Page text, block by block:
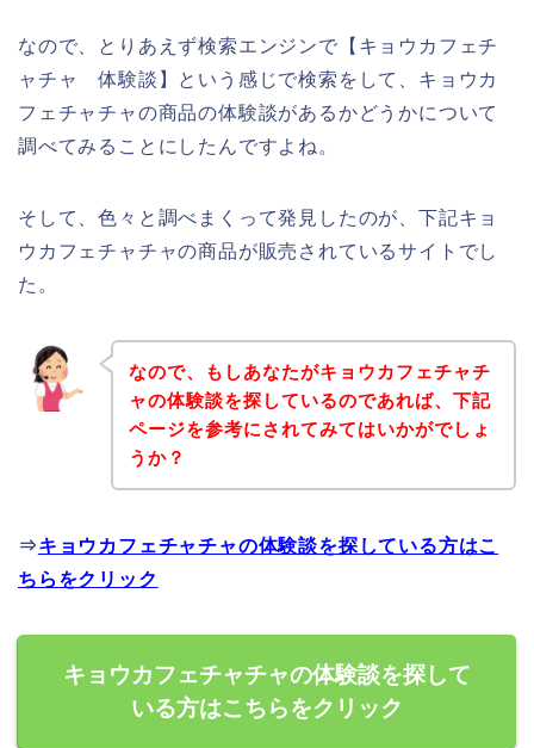
なので、とりあえず検索エンジンで【キョウカフェチ
ャチャ 体験談】という感じで検索をして、キョウカ
フェチャチャの商品の体験談があるかどうかについて
調べてみることにしたんですよね。
そして、色々と調べまくって発見したのが、下記キョ
ウカフェチャチャの商品が販売されているサイトでし
た。
なので、もしあなたがキョウカフェチャチ
ャの体験談を探しているのであれば、下記
ページを参考にされてみてはいかがでしょ
うか？
⇒キョウカフェチャチャの体験談を探している方はこ
ちらをクリック
キョウカフェチャチャの体験談を探して
いる方はこちらをクリック